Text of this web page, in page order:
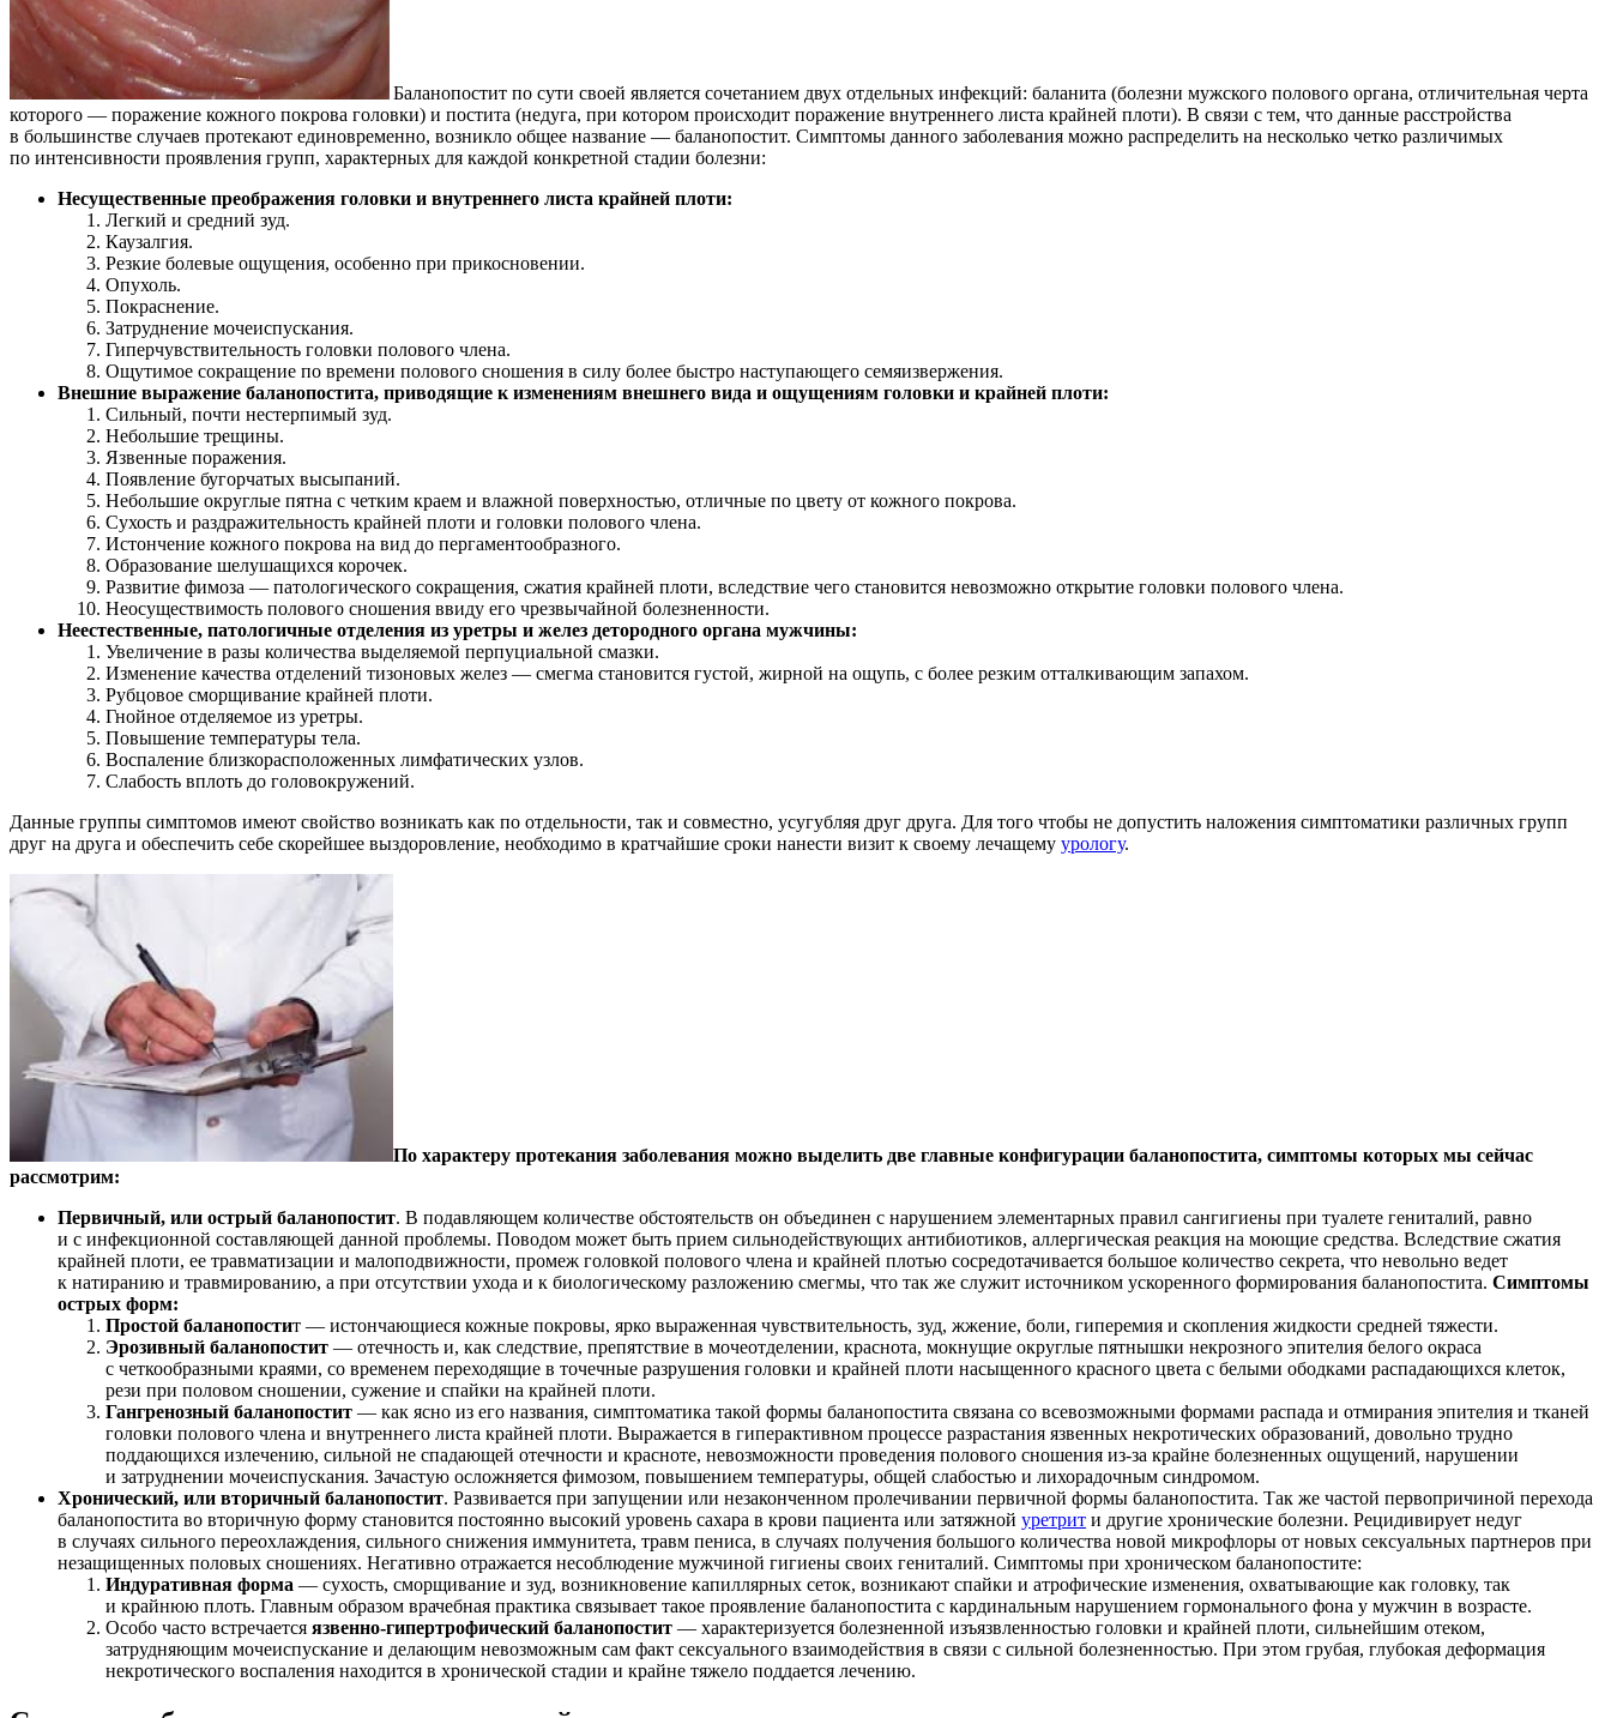
Баланопостит по сути своей является сочетанием двух отдельных инфекций: баланита (болезни мужского полового органа, отличительная черта
которого — поражение кожного покрова головки) и постита (недуга, при котором происходит поражение внутреннего листа крайней плоти). В связи с тем, что данные расстройства
в большинстве случаев протекают единовременно, возникло общее название — баланопостит. Симптомы данного заболевания можно распределить на несколько четко различимых
по интенсивности проявления групп, характерных для каждой конкретной стадии болезни:
Несущественные преображения головки и внутреннего листа крайней плоти:
Легкий и средний зуд.
Каузалгия.
Резкие болевые ощущения, особенно при прикосновении.
Опухоль.
Покраснение.
Затруднение мочеиспускания.
Гиперчувствительность головки полового члена.
Ощутимое сокращение по времени полового сношения в силу более быстро наступающего семяизвержения.
Внешние выражение баланопостита, приводящие к изменениям внешнего вида и ощущениям головки и крайней плоти:
Сильный, почти нестерпимый зуд.
Небольшие трещины.
Язвенные поражения.
Появление бугорчатых высыпаний.
Небольшие округлые пятна с четким краем и влажной поверхностью, отличные по цвету от кожного покрова.
Сухость и раздражительность крайней плоти и головки полового члена.
Истончение кожного покрова на вид до пергаментообразного.
Образование шелушащихся корочек.
Развитие фимоза — патологического сокращения, сжатия крайней плоти, вследствие чего становится невозможно открытие головки полового члена.
Неосуществимость полового сношения ввиду его чрезвычайной болезненности.
Неестественные, патологичные отделения из уретры и желез детородного органа мужчины:
Увеличение в разы количества выделяемой перпуциальной смазки.
Изменение качества отделений тизоновых желез — смегма становится густой, жирной на ощупь, с более резким отталкивающим запахом.
Рубцовое сморщивание крайней плоти.
Гнойное отделяемое из уретры.
Повышение температуры тела.
Воспаление близкорасположенных лимфатических узлов.
Слабость вплоть до головокружений.
Данные группы симптомов имеют свойство возникать как по отдельности, так и совместно, усугубляя друг друга. Для того чтобы не допустить наложения симптоматики различных групп
друг на друга и обеспечить себе скорейшее выздоровление, необходимо в кратчайшие сроки нанести визит к своему лечащему урологу.
По характеру протекания заболевания можно выделить две главные конфигурации баланопостита, симптомы которых мы сейчас
рассмотрим:
Первичный, или острый баланопостит. В подавляющем количестве обстоятельств он объединен с нарушением элементарных правил сангигиены при туалете гениталий, равно
и с инфекционной составляющей данной проблемы. Поводом может быть прием сильнодействующих антибиотиков, аллергическая реакция на моющие средства. Вследствие сжатия
крайней плоти, ее травматизации и малоподвижности, промеж головкой полового члена и крайней плотью сосредотачивается большое количество секрета, что невольно ведет
к натиранию и травмированию, а при отсутствии ухода и к биологическому разложению смегмы, что так же служит источником ускоренного формирования баланопостита. Симптомы
острых форм:
Простой баланопостит — истончающиеся кожные покровы, ярко выраженная чувствительность, зуд, жжение, боли, гиперемия и скопления жидкости средней тяжести.
Эрозивный баланопостит — отечность и, как следствие, препятствие в мочеотделении, краснота, мокнущие округлые пятнышки некрозного эпителия белого окраса
с четкообразными краями, со временем переходящие в точечные разрушения головки и крайней плоти насыщенного красного цвета с белыми ободками распадающихся клеток,
рези при половом сношении, сужение и спайки на крайней плоти.
Гангренозный баланопостит — как ясно из его названия, симптоматика такой формы баланопостита связана со всевозможными формами распада и отмирания эпителия и тканей
головки полового члена и внутреннего листа крайней плоти. Выражается в гиперактивном процессе разрастания язвенных некротических образований, довольно трудно
поддающихся излечению, сильной не спадающей отечности и красноте, невозможности проведения полового сношения из-за крайне болезненных ощущений, нарушении
и затруднении мочеиспускания. Зачастую осложняется фимозом, повышением температуры, общей слабостью и лихорадочным синдромом.
Хронический, или вторичный баланопостит. Развивается при запущении или незаконченном пролечивании первичной формы баланопостита. Так же частой первопричиной перехода
баланопостита во вторичную форму становится постоянно высокий уровень сахара в крови пациента или затяжной уретрит и другие хронические болезни. Рецидивирует недуг
в случаях сильного переохлаждения, сильного снижения иммунитета, травм пениса, в случаях получения большого количества новой микрофлоры от новых сексуальных партнеров при
незащищенных половых сношениях. Негативно отражается несоблюдение мужчиной гигиены своих гениталий. Симптомы при хроническом баланопостите:
Индуративная форма — сухость, сморщивание и зуд, возникновение капиллярных сеток, возникают спайки и атрофические изменения, охватывающие как головку, так
и крайнюю плоть. Главным образом врачебная практика связывает такое проявление баланопостита с кардинальным нарушением гормонального фона у мужчин в возрасте.
Особо часто встречается язвенно-гипертрофический баланопостит — характеризуется болезненной изъязвленностью головки и крайней плоти, сильнейшим отеком,
затрудняющим мочеиспускание и делающим невозможным сам факт сексуального взаимодействия в связи с сильной болезненностью. При этом грубая, глубокая деформация
некротического воспаления находится в хронической стадии и крайне тяжело поддается лечению.